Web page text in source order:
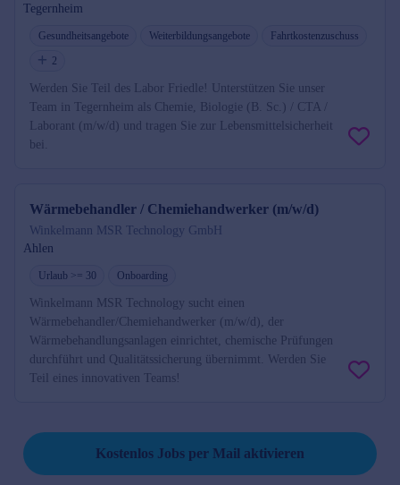
Tegernheim
Gesundheitsangebote Weiterbildungsangebote
Fahrtkostenzuschuss
2
Werden Sie Teil des Labor Friedle! Unterstützen Sie unser
Team in Tegernheim als Chemie, Biologie (B. Sc.) / CTA /
Laborant (m/w/d) und tragen Sie zur Lebensmittelsicherheit
bei.
Wärmebehandler / Chemiehandwerker (m/w/d)
Winkelmann MSR Technology GmbH
Ahlen
Urlaub >= 30 Onboarding
Winkelmann MSR Technology sucht einen
Wärmebehandler/Chemiehandwerker (m/w/d), der
Wärmebehandlungsanlagen einrichtet, chemische Prüfungen
durchführt und Qualitätssicherung übernimmt. Werden Sie
Teil eines innovativen Teams!
Kostenlos Jobs per Mail aktivieren